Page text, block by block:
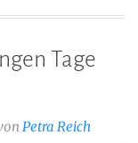
Tage
Petra Reich